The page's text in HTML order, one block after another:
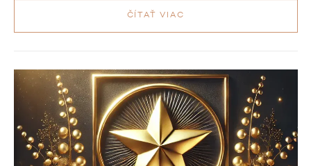
ČÍTAŤ VIAC